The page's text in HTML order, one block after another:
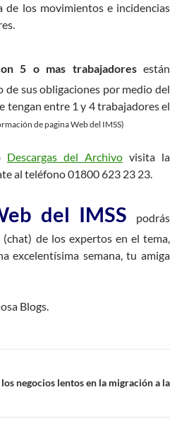
los movimientos e incidencias
5 o mas trabajadoresestán
de sus obligaciones por medio del
tengan entre 1 y 4 trabajadores el
de pagina Web del IMSS)
Descargas del Archivo visita la
al teléfono 01800 623 23 23.
del IMSS
podrás
de los expertos en el tema,
excelentísima semana, tu amiga
Blogs.
negocios lentos en la migración a la